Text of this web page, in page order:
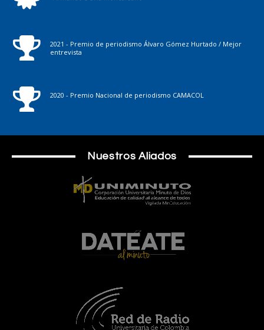
2021 - Premio de periodismo Álvaro Gómez Hurtado / Mejor
entrevista
2020 - Premio Nacional de periodismo CAMACOL
Nuestros Aliados